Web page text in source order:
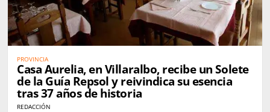
PROVINCIA
Casa Aurelia, en Villaralbo, recibe un Solete
de la Guía Repsol y reivindica su esencia
tras 37 años de historia
REDACCIÓN